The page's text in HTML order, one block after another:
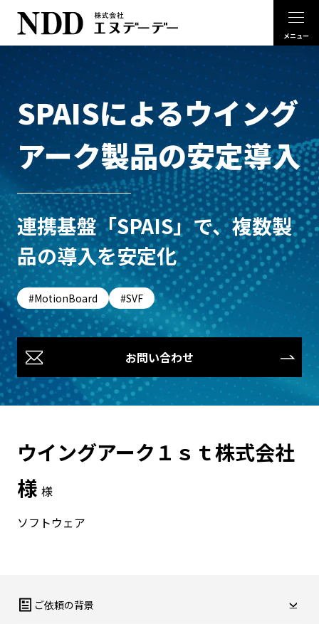
SPAISによるウイング
アーク製品の安定導入
連携基盤「SPAIS」で、複数製
品の導入を安定化
MotionBoard SVF
お問い合わせ
ウイングアーク１ｓｔ株式会社
様 様
ソフトウェア
ご依頼の背景